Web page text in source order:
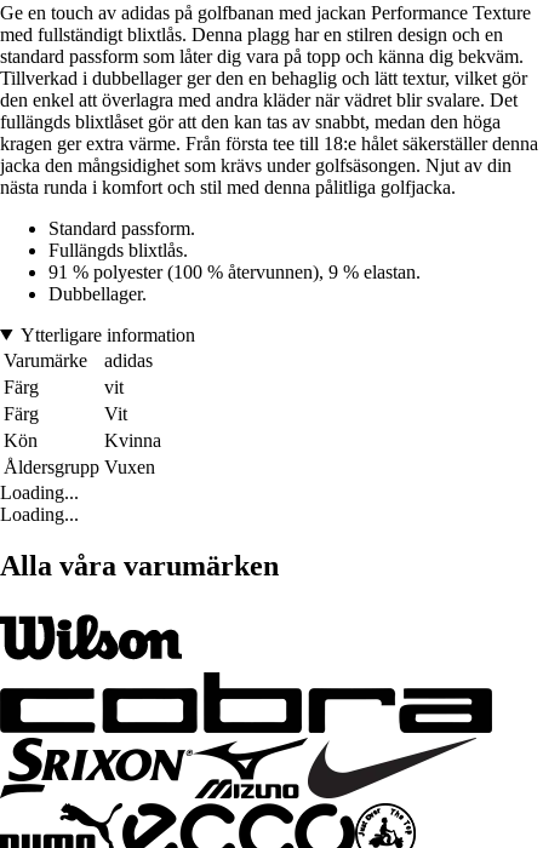
Ge en touch av adidas på golfbanan med jackan Performance Texture
med fullständigt blixtlås. Denna plagg har en stilren design och en
standard passform som låter dig vara på topp och känna dig bekväm.
Tillverkad i dubbellager ger den en behaglig och lätt textur, vilket gör
den enkel att överlagra med andra kläder när vädret blir svalare. Det
fullängds blixtlåset gör att den kan tas av snabbt, medan den höga
kragen ger extra värme. Från första tee till 18:e hålet säkerställer denna
jacka den mångsidighet som krävs under golfsäsongen. Njut av din
nästa runda i komfort och stil med denna pålitliga golfjacka.
Standard passform.
Fullängds blixtlås.
91 % polyester (100 % återvunnen), 9 % elastan.
Dubbellager.
Ytterligare information
Varumärke
adidas
Färg
vit
Färg
Vit
Kön
Kvinna
Åldersgrupp Vuxen
Loading...
Loading...
Alla våra varumärken